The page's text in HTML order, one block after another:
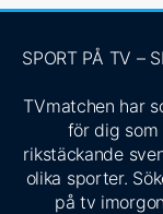
SPORT PÅ TV –
TVmatchen har
för dig
rikstäckande
olika sporter.
på tv